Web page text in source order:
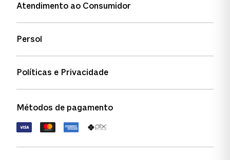
Atendimento ao Consumidor
Status de pedidos
Política de garantia
FAQs
Persol
Políticas e Privacidade
Política de devolução
Termos de uso
Métodos de pagamento